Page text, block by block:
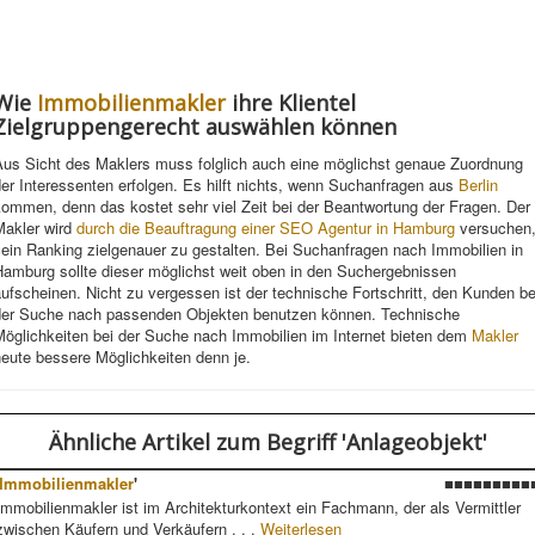
Immobilienmaklerihre Klientel
auswählen können
Sicht des Maklers muss folglich auch eine möglichst genaue Zuordnung
Interessenten erfolgen. Es hilft nichts, wenn Suchanfragen aus Berlin
denn das kostet sehr viel Zeit bei der Beantwortung der Fragen. Der
wird durch die Beauftragung einer SEO Agentur in Hamburg versuchen,
Ranking zielgenauer zu gestalten. Bei Suchanfragen nach Immobilien in
sollte dieser möglichst weit oben in den Suchergebnissen
Nicht zu vergessen ist der technische Fortschritt, den Kunden
Suche nach passenden Objekten benutzen können. Technische
bei der Suche nach Immobilien im Internet bieten dem Makler
bessere Möglichkeiten denn je.
Ähnliche Artikelzum Begriff 'Anlageobjekt'
Immobilienmakler'
ist im Architekturkontext ein Fachmann, der als Vermittler
Käufern und Verkäufern . . . Weiterlesen